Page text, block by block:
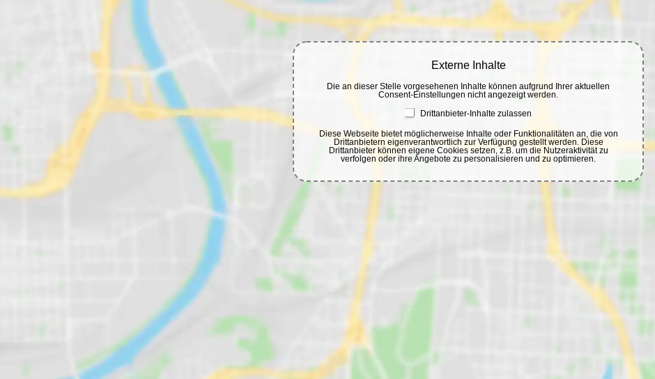
Externe Inhalte
Die an dieser Stelle vorgesehenen Inhalte können aufgrund Ihrer aktuellen
Consent-Einstellungen nicht angezeigt werden.
Drittanbieter-Inhalte zulassen
Diese Webseite bietet möglicherweise Inhalte oder Funktionalitäten an, die von
Drittanbietern eigenverantwortlich zur Verfügung gestellt werden. Diese
Drittanbieter können eigene Cookies setzen, z.B. um die Nutzeraktivität zu
verfolgen oder ihre Angebote zu personalisieren und zu optimieren.